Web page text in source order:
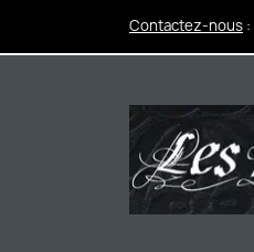
Contactez-nous :